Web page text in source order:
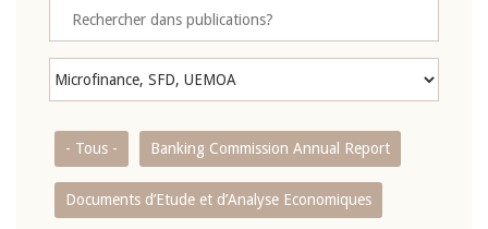
- Tous - Banking Commission Annual Report
Documents d’Etude et d’Analyse Economiques